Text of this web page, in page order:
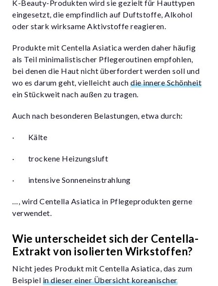
K-Beauty-Produkten wird sie gezielt für Hauttypen
eingesetzt, die empfindlich auf Duftstoffe, Alkohol
oder stark wirksame Aktivstoffe reagieren.
Produkte mit Centella Asiatica werden daher häufig
als Teil minimalistischer Pflegeroutinen empfohlen,
bei denen die Haut nicht überfordert werden soll und
wo es darum geht, vielleicht auch die innere Schönheit
ein Stückweit nach außen zu tragen.
Auch nach besonderen Belastungen, etwa durch:
· Kälte
· trockene Heizungsluft
· intensive Sonneneinstrahlung
…, wird Centella Asiatica in Pflegeprodukten gerne
verwendet.
Wie unterscheidet sich der Centella-
Extrakt von isolierten Wirkstoffen?
Nicht jedes Produkt mit Centella Asiatica, das zum
Beispiel in dieser einer Übersicht koreanischer